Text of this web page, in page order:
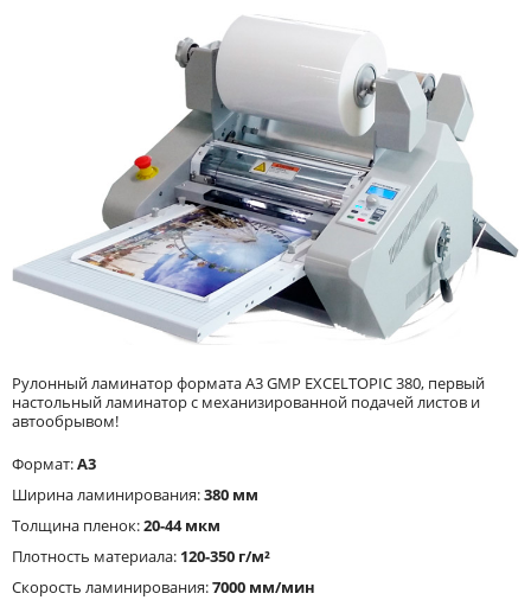
Рулонный ламинатор формата А3 GMP EXCELTOPIC 380, первый
настольный ламинатор с механизированной подачей листов и
автообрывом!
Формат:A3
Ширина ламинирования:380 мм
Толщина пленок:20-44 мкм
Плотность материала: 120-350 г/м²
Cкорость ламинирования:7000 мм/мин